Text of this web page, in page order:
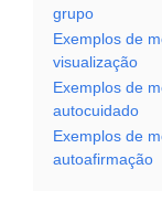
grupo
Exemplos de
visualização
Exemplos de
autocuidado
Exemplos de
autoafirmação